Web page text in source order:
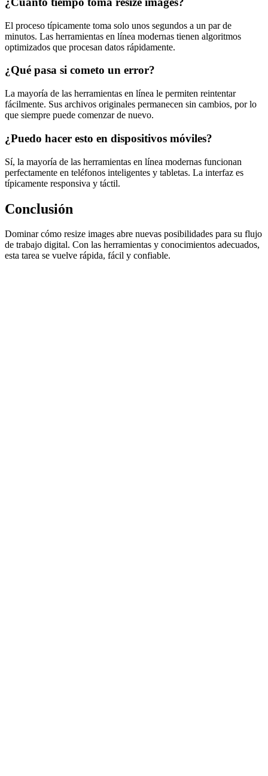
El proceso típicamente toma solo unos segundos a un par de
minutos. Las herramientas en línea modernas tienen algoritmos
optimizados que procesan datos rápidamente.
¿Qué pasa si cometo un error?
La mayoría de las herramientas en línea le permiten reintentar
fácilmente. Sus archivos originales permanecen sin cambios, por lo
que siempre puede comenzar de nuevo.
¿Puedo hacer esto en dispositivos móviles?
Sí, la mayoría de las herramientas en línea modernas funcionan
perfectamente en teléfonos inteligentes y tabletas. La interfaz es
típicamente responsiva y táctil.
Conclusión
Dominar cómo resize images abre nuevas posibilidades para su flujo
de trabajo digital. Con las herramientas y conocimientos adecuados,
esta tarea se vuelve rápida, fácil y confiable.